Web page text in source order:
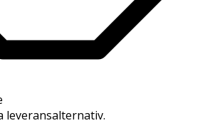
leveransalternativ.